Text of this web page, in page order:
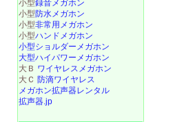
小型録音メガホン
小型防水メガホン
小型非常用メガホン
小型ハンドメガホン
小型ショルダーメガホン
大型ハイパワーメガホン
大Ｂ ワイヤレスメガホン
大Ｃ 防滴ワイヤレス
メガホン拡声器レンタル
拡声器.jp